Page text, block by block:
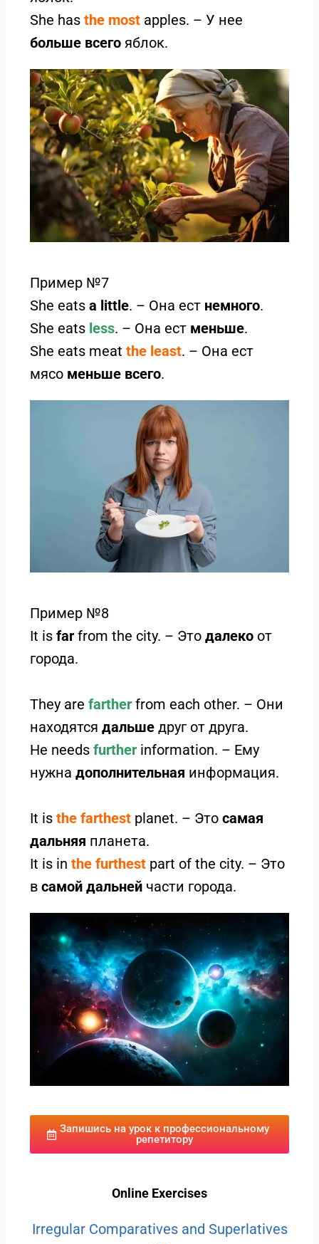
She has the most apples. – У нее
больше всего яблок.
Пример №7
She eats a little. – Она ест немного.
She eats less. – Она ест меньше.
She eats meat the least. – Она ест
мясо меньше всего.
Пример №8
It is far from the city. – Это далеко от
города.
They are farther from each other. – Они
находятся дальше друг от друга.
He needs further information. – Ему
нужна дополнительная информация.
It is the farthest planet. – Это самая
дальняя планета.
It is in the furthest part of the city. – Это
в самой дальней части города.
Запишись на урок к профессиональному
репетитору
Online Exercises
Irregular Comparatives and Superlatives